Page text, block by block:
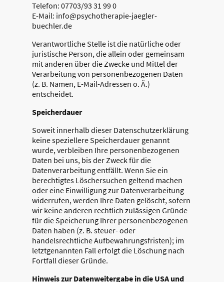
Telefon: 07703/93 31 99 0
E-Mail: info@psychotherapie-jaegler-
buechler.de
Verantwortliche Stelle ist die natürliche oder
juristische Person, die allein oder gemeinsam
mit anderen über die Zwecke und Mittel der
Verarbeitung von personenbezogenen Daten
(z. B. Namen, E-Mail-Adressen o. Ä.)
entscheidet.
Speicherdauer
Soweit innerhalb dieser Datenschutzerklärung
keine speziellere Speicherdauer genannt
wurde, verbleiben Ihre personenbezogenen
Daten bei uns, bis der Zweck für die
Datenverarbeitung entfällt. Wenn Sie ein
berechtigtes Löschersuchen geltend machen
oder eine Einwilligung zur Datenverarbeitung
widerrufen, werden Ihre Daten gelöscht, sofern
wir keine anderen rechtlich zulässigen Gründe
für die Speicherung Ihrer personenbezogenen
Daten haben (z. B. steuer- oder
handelsrechtliche Aufbewahrungsfristen); im
letztgenannten Fall erfolgt die Löschung nach
Fortfall dieser Gründe.
Hinweis zur Datenweitergabe in die USA und